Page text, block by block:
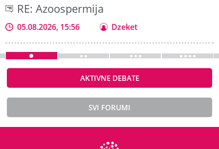
RE: Azoospermija
05.08.2026, 15:56 Dzeket
AKTIVNE DEBATE
SVI FORUMI